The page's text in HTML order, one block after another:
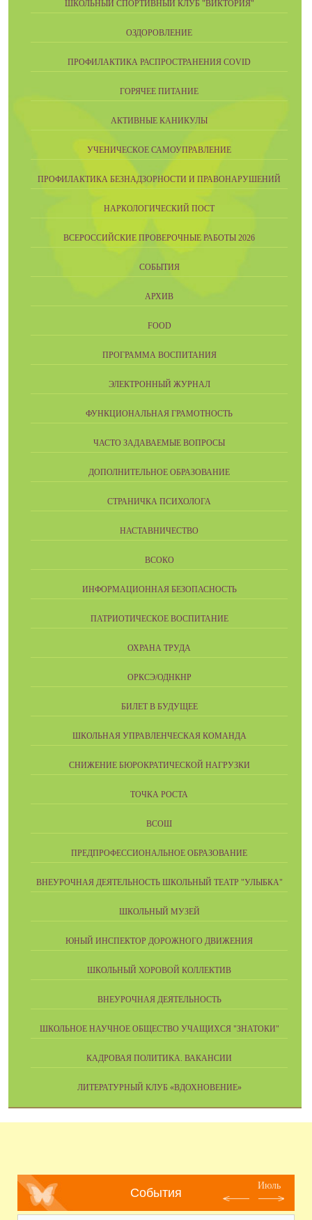
ШКОЛЬНЫЙ СПОРТИВНЫЙ КЛУБ "ВИКТОРИЯ"
ОЗДОРОВЛЕНИЕ
ПРОФИЛАКТИКА РАСПРОСТРАНЕНИЯ COVID
ГОРЯЧЕЕ ПИТАНИЕ
АКТИВНЫЕ КАНИКУЛЫ
УЧЕНИЧЕСКОЕ САМОУПРАВЛЕНИЕ
ПРОФИЛАКТИКА БЕЗНАДЗОРНОСТИ И ПРАВОНАРУШЕНИЙ
НАРКОЛОГИЧЕСКИЙ ПОСТ
ВСЕРОССИЙСКИЕ ПРОВЕРОЧНЫЕ РАБОТЫ 2026
СОБЫТИЯ
АРХИВ
FOOD
ПРОГРАММА ВОСПИТАНИЯ
ЭЛЕКТРОННЫЙ ЖУРНАЛ
ФУНКЦИОНАЛЬНАЯ ГРАМОТНОСТЬ
ЧАСТО ЗАДАВАЕМЫЕ ВОПРОСЫ
ДОПОЛНИТЕЛЬНОЕ ОБРАЗОВАНИЕ
СТРАНИЧКА ПСИХОЛОГА
НАСТАВНИЧЕСТВО
ВСОКО
ИНФОРМАЦИОННАЯ БЕЗОПАСНОСТЬ
ПАТРИОТИЧЕСКОЕ ВОСПИТАНИЕ
ОХРАНА ТРУДА
ОРКСЭ/ОДНКНР
БИЛЕТ В БУДУЩЕЕ
ШКОЛЬНАЯ УПРАВЛЕНЧЕСКАЯ КОМАНДА
СНИЖЕНИЕ БЮРОКРАТИЧЕСКОЙ НАГРУЗКИ
ТОЧКА РОСТА
ВСОШ
ПРЕДПРОФЕССИОНАЛЬНОЕ ОБРАЗОВАНИЕ
ВНЕУРОЧНАЯ ДЕЯТЕЛЬНОСТЬ ШКОЛЬНЫЙ ТЕАТР "УЛЫБКА"
ШКОЛЬНЫЙ МУЗЕЙ
ЮНЫЙ ИНСПЕКТОР ДОРОЖНОГО ДВИЖЕНИЯ
ШКОЛЬНЫЙ ХОРОВОЙ КОЛЛЕКТИВ
ВНЕУРОЧНАЯ ДЕЯТЕЛЬНОСТЬ
ШКОЛЬНОЕ НАУЧНОЕ ОБЩЕСТВО УЧАЩИХСЯ "ЗНАТОКИ"
КАДРОВАЯ ПОЛИТИКА. ВАКАНСИИ
ЛИТЕРАТУРНЫЙ КЛУБ «ВДОХНОВЕНИЕ»
События
Июль